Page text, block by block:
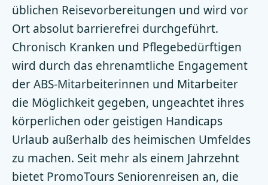
üblichen Reisevorbereitungen und wird vor
Ort absolut barrierefrei durchgeführt.
Chronisch Kranken und Pflegebedürftigen
wird durch das ehrenamtliche Engagement
der ABS-Mitarbeiterinnen und Mitarbeiter
die Möglichkeit gegeben, ungeachtet ihres
körperlichen oder geistigen Handicaps
Urlaub außerhalb des heimischen Umfeldes
zu machen. Seit mehr als einem Jahrzehnt
bietet PromoTours Seniorenreisen an, die